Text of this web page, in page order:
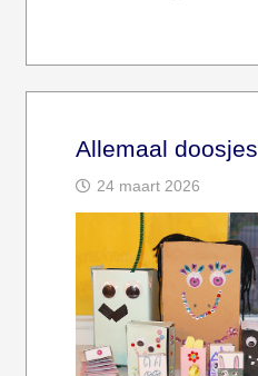
Allemaal doosjes
24 maart 2026